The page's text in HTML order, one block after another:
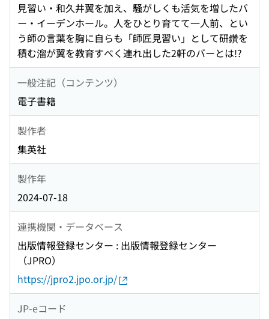
見習い・和久井翼を加え、騒がしくも活気を増したバ
ー・イーデンホール。人をひとり育てて一人前、とい
う師の言葉を胸に自らも「師匠見習い」として研鑽を
積む溜が翼を教育すべく連れ出した2軒のバーとは!?
一般注記（コンテンツ）
電子書籍
製作者
集英社
製作年
2024-07-18
連携機関・データベース
出版情報登録センター : 出版情報登録センター
（JPRO）
https://jpro2.jpo.or.jp/
JP-eコード